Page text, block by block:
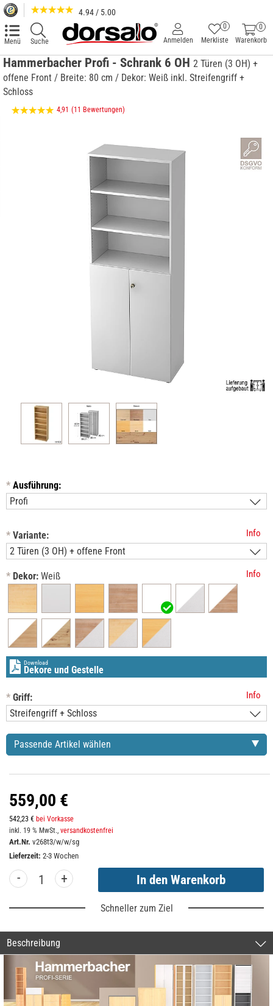
4.94 / 5.00
Menü Suche
0
Warenkorb
Merkliste
0
Anmelden
Hammerbacher Profi - Schrank 6 OH 2 Türen (3 OH) +
offene Front / Breite: 80 cm / Dekor: Weiß inkl. Streifengriff +
Schloss
4,91 (11 Bewertungen)
* Ausführung:
* Variante: Info
* Dekor: Weiß Info
Download
Dekore und Gestelle
* Griff: Info
Passende Artikel wählen
559,00 €
542,23 € bei Vorkasse
inkl. 19 % MwSt., versandkostenfrei
Art.Nr. v268t3/w/w/sg
Lieferzeit: 2-3 Wochen
- +
Schneller zum Ziel
Beschreibung